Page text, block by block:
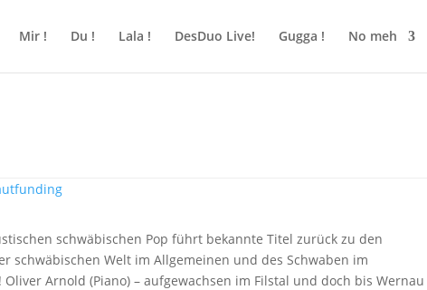
Mir ! Du ! Lala ! DesDuo Live! Gugga ! No meh
schwäbischen Pop führt bekannte Titel zurück zu den
schwäbischen Welt im Allgemeinen und des Schwaben im
Arnold (Piano) – aufgewachsen im Filstal und doch bis Wernau